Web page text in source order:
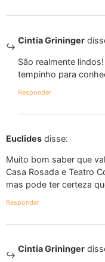
Cintia Grininger
São realmente
tempinho para
Responder
Euclides disse:
Muito bom saber que
Casa Rosada e Teatro
mas pode ter certeza
Responder
Cintia Grininger